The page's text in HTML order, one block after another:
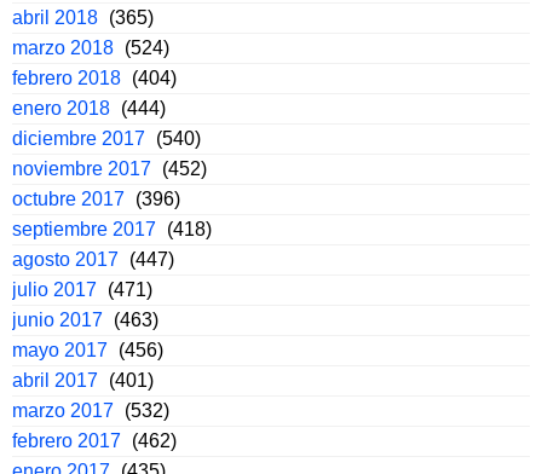
abril 2018 (365)
marzo 2018 (524)
febrero 2018 (404)
enero 2018 (444)
diciembre 2017 (540)
noviembre 2017 (452)
octubre 2017 (396)
septiembre 2017 (418)
agosto 2017 (447)
julio 2017 (471)
junio 2017 (463)
mayo 2017 (456)
abril 2017 (401)
marzo 2017 (532)
febrero 2017 (462)